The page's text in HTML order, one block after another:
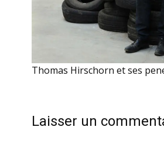
Thomas Hirschorn et ses
Laisser un